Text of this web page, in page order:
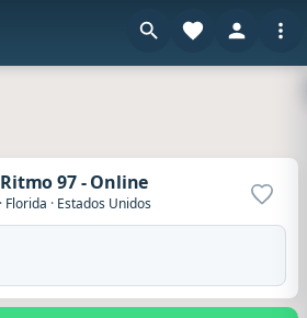
97 - Online
· Florida · Estados Unidos